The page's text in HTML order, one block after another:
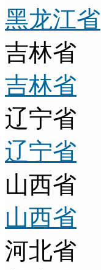
黑龙江省
吉林省
吉林省
辽宁省
辽宁省
山西省
山西省
河北省